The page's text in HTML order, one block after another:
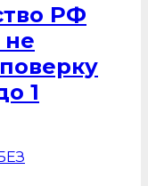
РФ
1